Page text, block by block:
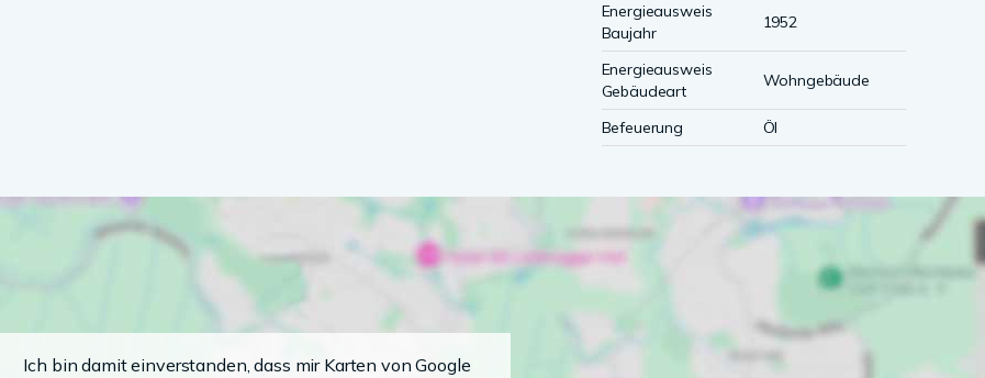
Energieausweis
Baujahr
1952
Energieausweis
Gebäudeart
Wohngebäude
Befeuerung Öl
Ich bin damit einverstanden, dass mir Karten von Google